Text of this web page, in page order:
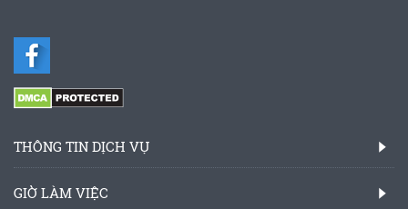
THÔNG TIN DỊCH VỤ
GIỜ LÀM VIỆC